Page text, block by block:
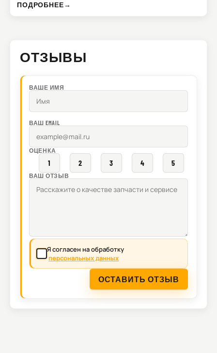
ПОДРОБНЕЕ→
ОТЗЫВЫ
ВАШЕ ИМЯ
ВАШ EMAIL
ОЦЕНКА
1 2 3 4 5
ВАШ ОТЗЫВ
Я согласен на обработку
персональных данных
ОСТАВИТЬ ОТЗЫВ